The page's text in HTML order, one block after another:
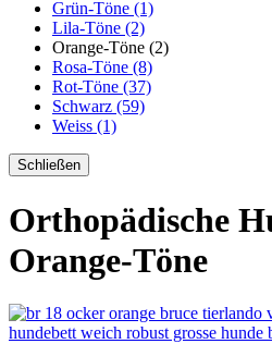
Grün-Töne (1)
Lila-Töne (2)
Orange-Töne (2)
Rosa-Töne (8)
Rot-Töne (37)
Schwarz (59)
Weiss (1)
Schließen
Orthopädische
Orange-Töne